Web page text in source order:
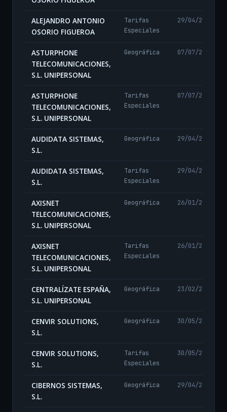
ALEJANDRO ANTONIO
OSORIO FIGUEROA
Tarifas
Especiales
29/04/2024
ASTURPHONE
TELECOMUNICACIONES,
S.L. UNIPERSONAL
Geográfica 07/07/2026
ASTURPHONE
TELECOMUNICACIONES,
S.L. UNIPERSONAL
Tarifas
Especiales
07/07/2026
AUDIDATA SISTEMAS,
S.L.
Geográfica 29/04/2024
AUDIDATA SISTEMAS,
S.L.
Tarifas
Especiales
29/04/2024
AXISNET
TELECOMUNICACIONES,
S.L. UNIPERSONAL
Geográfica 26/01/2026
AXISNET
TELECOMUNICACIONES,
S.L. UNIPERSONAL
Tarifas
Especiales
26/01/2026
CENTRALÍZATE ESPAÑA,
S.L. UNIPERSONAL
Geográfica 23/02/2024
CENVIR SOLUTIONS,
S.L.
Geográfica 30/05/2024
CENVIR SOLUTIONS,
S.L.
Tarifas
Especiales
30/05/2024
CIBERNOS SISTEMAS,
S.L.
Geográfica 29/04/2024